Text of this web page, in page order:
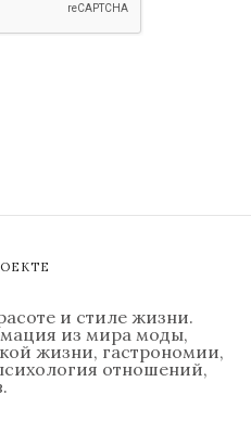
и стиле жизни.
из мира моды,
жизни, гастрономии,
отношений,